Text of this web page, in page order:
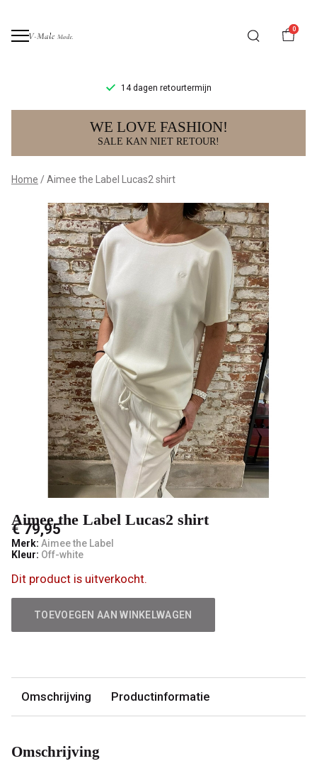
0
14 dagen retourtermijn
Aimee
the
Label
Lucas2
shirt
male
mode
WE LOVE FASHION!
SALE KAN NIET RETOUR!
Home Aimee the Label Lucas2 shirt
Aimee the Label Lucas2 shirt
€ 79,95
Merk: Aimee the Label
Kleur: Off-white
Dit product is uitverkocht.
TOEVOEGEN AAN WINKELWAGEN
Omschrijving Productinformatie
Omschrijving